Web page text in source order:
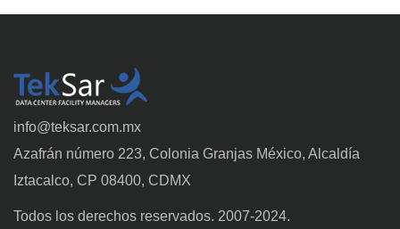
info@teksar.com.mx
Azafrán número 223, Colonia Granjas México, Alcaldía
Iztacalco, CP 08400, CDMX
Todos los derechos reservados. 2007-2024.